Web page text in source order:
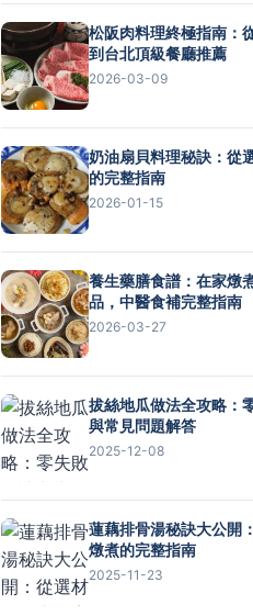
松阪肉料理終極指南：
到台北頂級餐廳推薦
2026-03-09
奶油扇貝料理秘訣：從
的完整指南
2026-01-15
養生藥膳食譜：在家燉
品，中醫食補完整指南
2026-03-27
拔絲地瓜做法全攻略：
與常見問題解答
2025-12-08
蓮藕排骨湯秘訣大公開
燉煮的完整指南
2025-11-23